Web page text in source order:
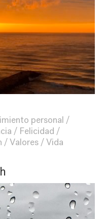
personal
Felicidad
Valores Vida